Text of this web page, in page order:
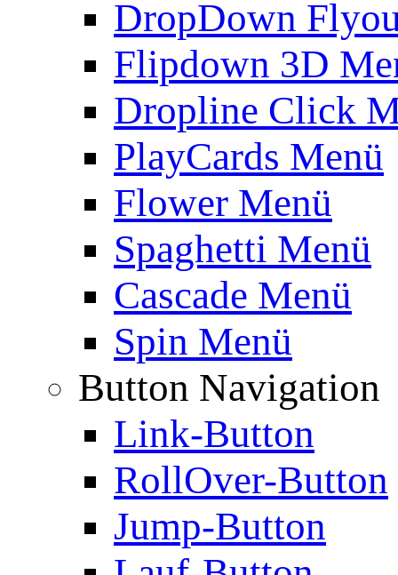
DropDown
Flipdown 3D
Dropline Click
PlayCards Menü
Flower Menü
Spaghetti Menü
Cascade Menü
Spin Menü
Button Navigation
Link-Button
RollOver-Button
Jump-Button